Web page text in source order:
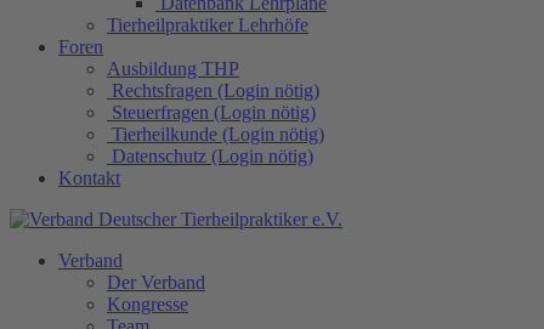
Tierheilpraktiker Lehrhöfe
Foren
Ausbildung THP
Rechtsfragen (Login nötig)
Steuerfragen (Login nötig)
Tierheilkunde (Login nötig)
Datenschutz (Login nötig)
Kontakt
Verband
Der Verband
Kongresse